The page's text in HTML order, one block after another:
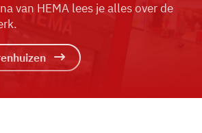
van HEMA lees je alles over de